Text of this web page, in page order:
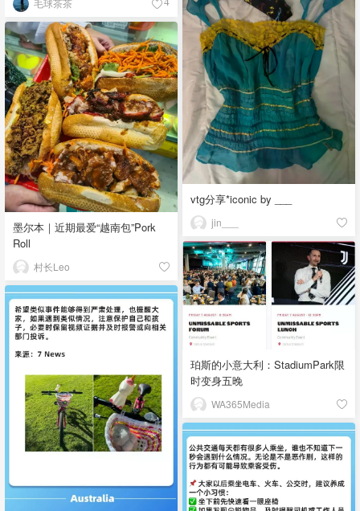
毛球茶茶 4
vtg分享*iconic by ___
jin___
墨尔本｜近期最爱“越南包”Pork
Roll
村长Leo
珀斯的小意大利：StadiumPark限
时变身五晚
WA365Media